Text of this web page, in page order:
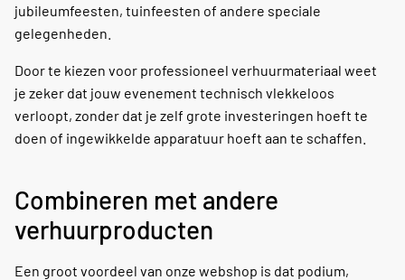
jubileumfeesten, tuinfeesten of andere speciale
gelegenheden.
Door te kiezen voor professioneel verhuurmateriaal weet
je zeker dat jouw evenement technisch vlekkeloos
verloopt, zonder dat je zelf grote investeringen hoeft te
doen of ingewikkelde apparatuur hoeft aan te schaffen.
Combineren met andere
verhuurproducten
Een groot voordeel van onze webshop is dat podium,